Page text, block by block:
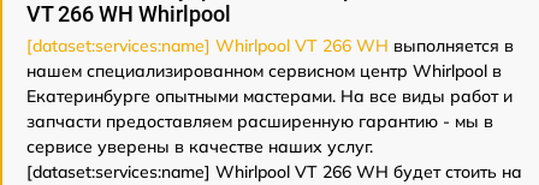
VT 266 WH Whirlpool
[dataset:services:name] Whirlpool VT 266 WH выполняется в
нашем специализированном сервисном центр Whirlpool в
Екатеринбурге опытными мастерами. На все виды работ и
запчасти предоставляем расширенную гарантию - мы в
сервисе уверены в качестве наших услуг.
[dataset:services:name] Whirlpool VT 266 WH будет стоить на